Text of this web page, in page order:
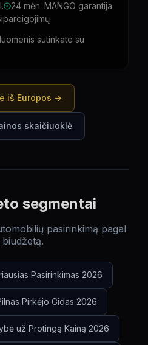
24 mėn. MANGO garantija
sutinkate su
iš Europos →
skaičiuoklė
segmentai
pasirinkimą pagal
biudžetą.
Pasirinkimas 2026
Pirkėjo Gidas 2026
už Protingą Kainą 2026